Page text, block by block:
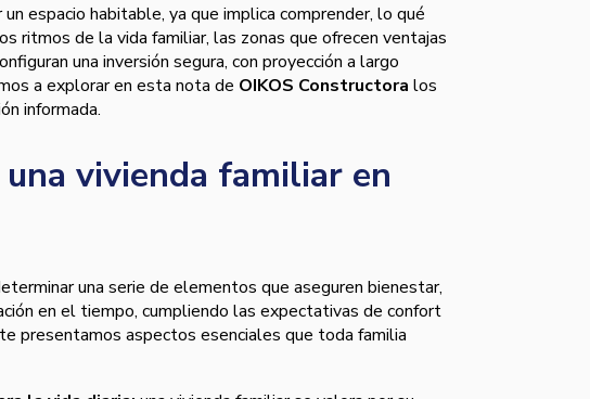
espacio habitable, ya que implica comprender, lo qué
ritmos de la vida familiar, las zonas que ofrecen ventajas
una inversión segura, con proyección a largo
a explorar en esta nota de OIKOS Constructora los
informada.
vivienda familiar en
una serie de elementos que aseguren bienestar,
en el tiempo, cumpliendo las expectativas de confort
presentamos aspectos esenciales que toda familia